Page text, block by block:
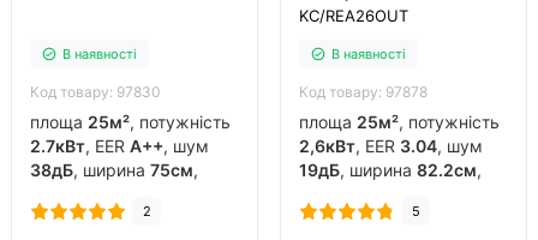
В наявності
Код товару: 97830
площа 25м², потужність
2.7кВт, EER A++, шум
38дБ, ширина 75см,
китай, інвертор
2
KC/REA26OUT
В наявності
Код товару: 97878
площа 25м², потужність
2,6кВт, EER 3.04, шум
19дБ, ширина 82.2см,
китай, інвертор
5